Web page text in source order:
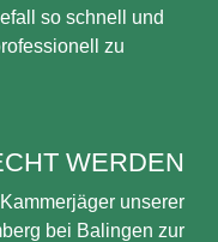
so schnell und
zu
WERDEN
unserer
bei Balingen zur